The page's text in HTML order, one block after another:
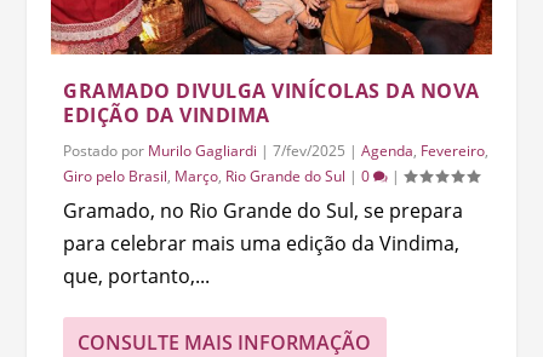
GRAMADO DIVULGA VINÍCOLAS DA NOVA
EDIÇÃO DA VINDIMA
Postado por Murilo Gagliardi |7/fev/2025 |Agenda, Fevereiro,
Giro pelo Brasil, Março, Rio Grande do Sul |0 |
Gramado, no Rio Grande do Sul, se prepara
para celebrar mais uma edição da Vindima,
que, portanto,...
CONSULTE MAIS INFORMAÇÃO